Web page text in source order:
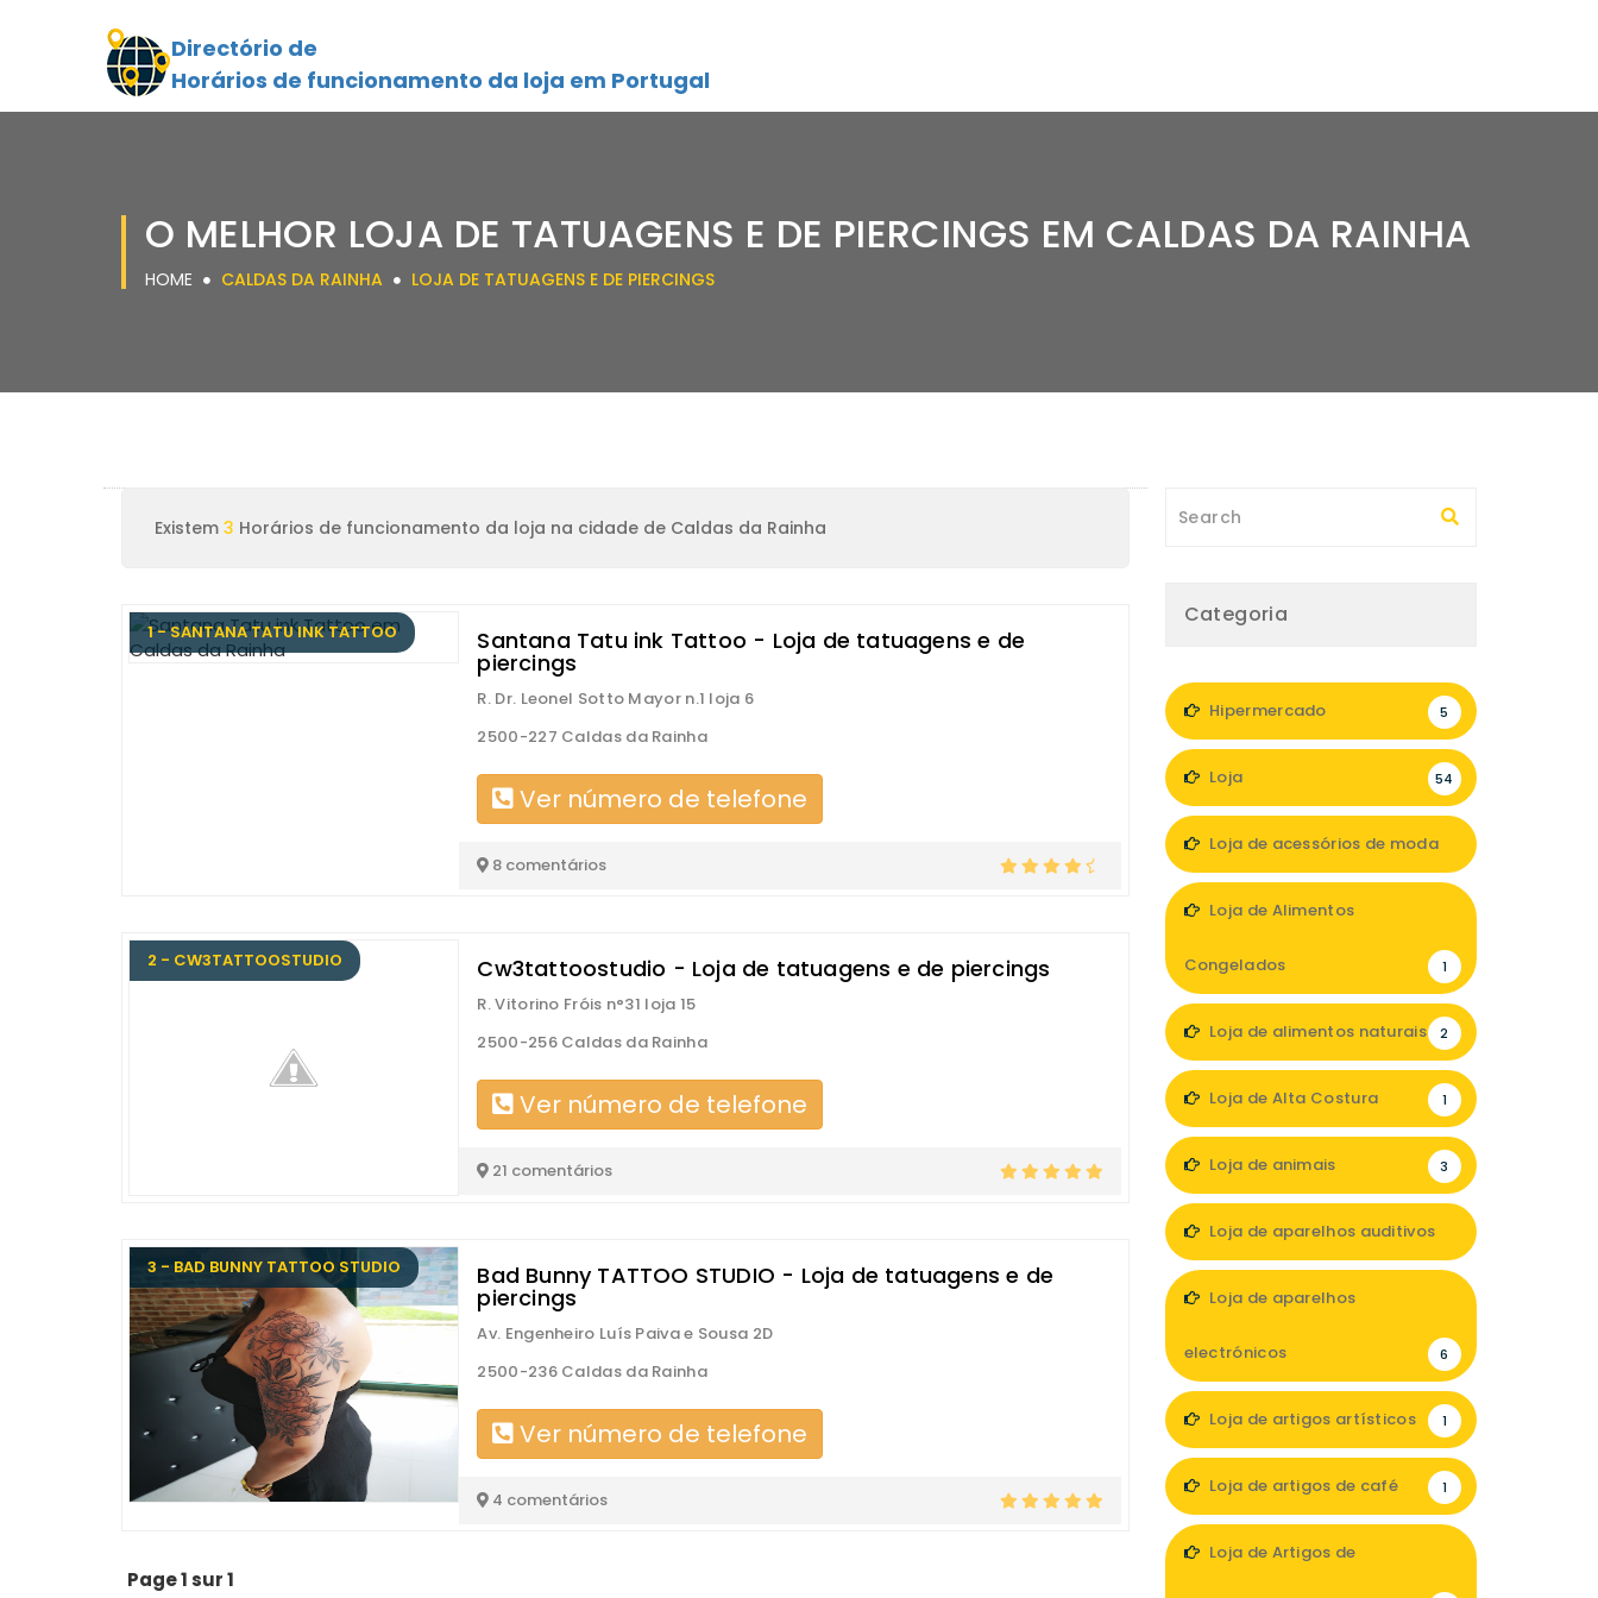
Directório de
Horários de funcionamento da loja em Portugal
O MELHOR LOJA DE TATUAGENS E DE PIERCINGS EM CALDAS DA RAINHA
HOME CALDAS DA RAINHA LOJA DE TATUAGENS E DE PIERCINGS
Existem 3 Horários de funcionamento da loja na cidade de Caldas da Rainha
1 - SANTANA TATU INK TATTOO Santana Tatu ink Tattoo - Loja de tatuagens e de
piercings
R. Dr. Leonel Sotto Mayor n.1 loja 6
2500-227 Caldas da Rainha
Ver número de telefone
8 comentários
2 - CW3TATTOOSTUDIO Cw3tattoostudio - Loja de tatuagens e de piercings
R. Vitorino Fróis n°31 loja 15
2500-256 Caldas da Rainha
Ver número de telefone
21 comentários
3 - BAD BUNNY TATTOO STUDIO Bad Bunny TATTOO STUDIO - Loja de tatuagens e de
piercings
Av. Engenheiro Luís Paiva e Sousa 2D
2500-236 Caldas da Rainha
Ver número de telefone
4 comentários
Page 1 sur 1
Categoria
Hipermercado 5
Loja 54
Loja de acessórios de moda
Loja de Alimentos
Congelados 1
Loja de alimentos naturais 2
Loja de Alta Costura 1
Loja de animais 3
Loja de aparelhos auditivos
Loja de aparelhos
electrónicos 6
Loja de artigos artísticos 1
Loja de artigos de café 1
Loja de Artigos de